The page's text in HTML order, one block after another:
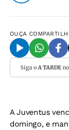
OUÇA
Siga o A TARDEno
A Juventus
domingo, e